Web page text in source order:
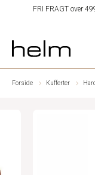
FRI FRAGT over
Forside Kufferter